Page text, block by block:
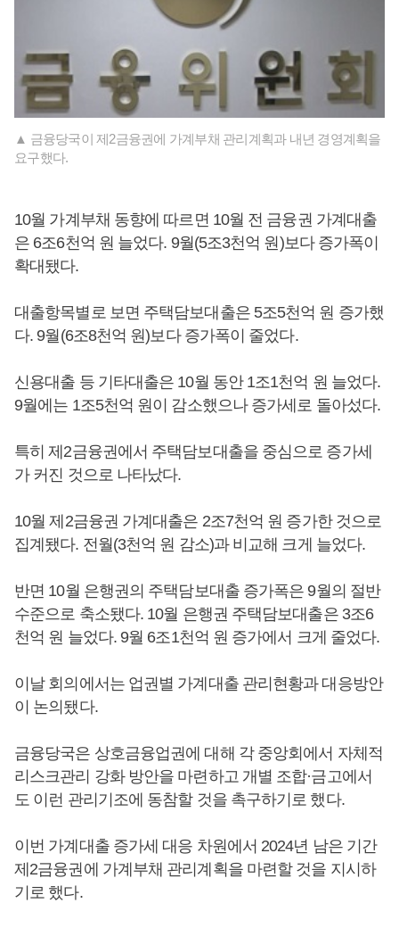
▲ 금융당국이 제2금융권에 가계부채 관리계획과 내년 경영계획을
요구했다.
10월 가계부채 동향에 따르면 10월 전 금융권 가계대출
은 6조6천억 원 늘었다. 9월(5조3천억 원)보다 증가폭이
확대됐다.
대출항목별로 보면 주택담보대출은 5조5천억 원 증가했
다. 9월(6조8천억 원)보다 증가폭이 줄었다.
신용대출 등 기타대출은 10월 동안 1조1천억 원 늘었다.
9월에는 1조5천억 원이 감소했으나 증가세로 돌아섰다.
특히 제2금융권에서 주택담보대출을 중심으로 증가세
가 커진 것으로 나타났다.
10월 제2금융권 가계대출은 2조7천억 원 증가한 것으로
집계됐다. 전월(3천억 원 감소)과 비교해 크게 늘었다.
반면 10월 은행권의 주택담보대출 증가폭은 9월의 절반
수준으로 축소됐다. 10월 은행권 주택담보대출은 3조6
천억 원 늘었다. 9월 6조1천억 원 증가에서 크게 줄었다.
이날 회의에서는 업권별 가계대출 관리현황과 대응방안
이 논의됐다.
금융당국은 상호금융업권에 대해 각 중앙회에서 자체적
리스크관리 강화 방안을 마련하고 개별 조합·금고에서
도 이런 관리기조에 동참할 것을 촉구하기로 했다.
이번 가계대출 증가세 대응 차원에서 2024년 남은 기간
제2금융권에 가계부채 관리계획을 마련할 것을 지시하
기로 했다.